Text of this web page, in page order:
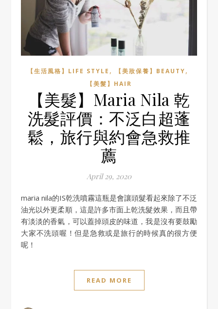
【生活風格】LIFE STYLE , 【美妝保養】BEAUTY,
【美髮】HAIR
【美髮】Maria Nila 乾
洗髮評價：不泛白超蓬
鬆，旅行與約會急救推
薦
April 29, 2020
maria nila的IS乾洗噴霧這瓶是會讓頭髮看起來除了不泛
油光以外更柔順，這是許多市面上乾洗髮效果，而且帶
有淡淡的香氣，可以蓋掉頭皮的味道，我是沒有要鼓勵
大家不洗頭喔！但是急救或是旅行的時候真的很方便
呢！
READ MORE